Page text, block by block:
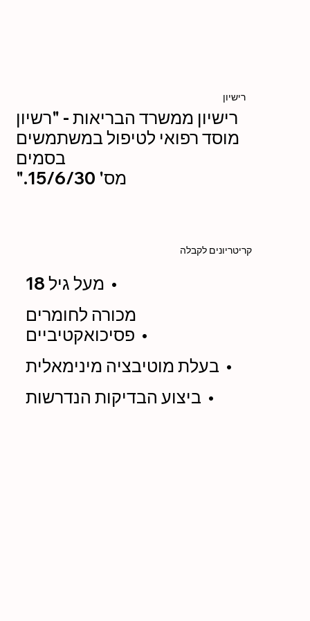
רישיון
רישיון ממשרד הבריאות - "רשיון
מוסד רפואי לטיפול במשתמשים
בסמים
".מס' 15/6/30
מעל גיל 18 •
מכורה לחומרים
פסיכואקטיביים •
בעלת מוטיבציה מינימאלית •
ביצוע הבדיקות הנדרשות •
קריטריונים לקבלה